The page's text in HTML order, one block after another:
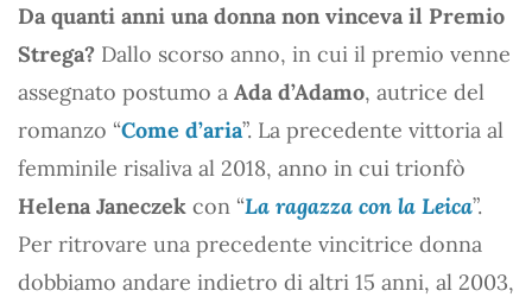
Da quanti anni una donna non vinceva il Premio
Strega? Dallo scorso anno, in cui il premio venne
assegnato postumo a Ada d’Adamo, autrice del
romanzo “Come d’aria”. La precedente vittoria al
femminile risaliva al 2018, anno in cui trionfò
Helena Janeczek con “La ragazza con la Leica”.
Per ritrovare una precedente vincitrice donna
dobbiamo andare indietro di altri 15 anni, al 2003,